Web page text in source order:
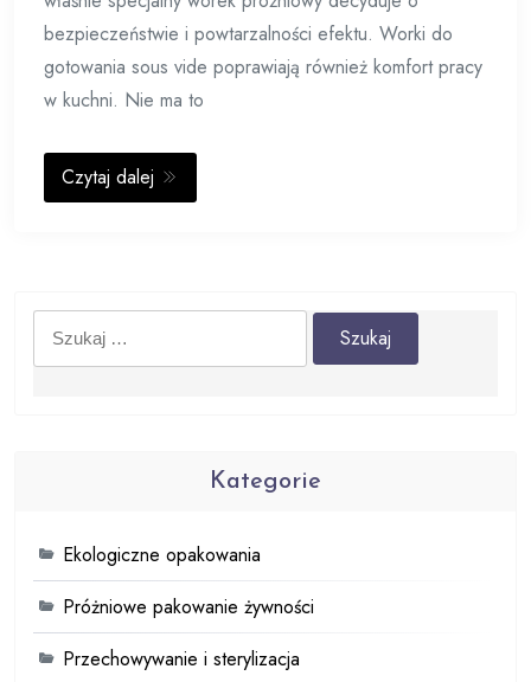
bezpieczeństwie i powtarzalności efektu. Worki do
gotowania sous vide poprawiają również komfort pracy
w kuchni. Nie ma to
Czytaj dalej
Szukaj:
Kategorie
Ekologiczne opakowania
Próżniowe pakowanie żywności
Przechowywanie i sterylizacja